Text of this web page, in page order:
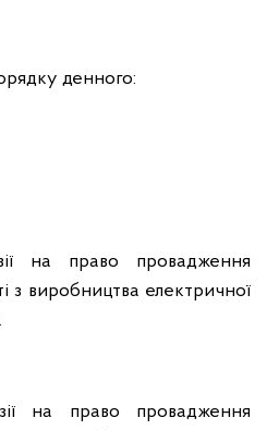
денного:
на право провадження
з виробництва електричної
на право провадження